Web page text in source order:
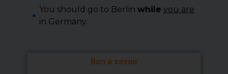
You should go to Berlin while you are
in Germany.
Bon à savoir